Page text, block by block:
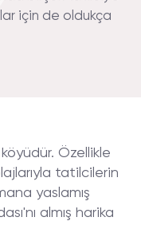
için de oldukça
Özellikle
tatilcilerin
yaslamış
almış harika